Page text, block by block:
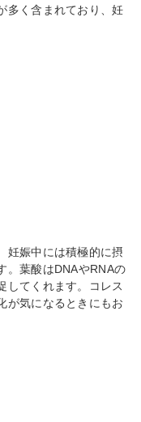
多く含まれており、妊
妊娠中には積極的に摂
。葉酸はDNAやRNAの
してくれます。コレス
が気になるときにもお